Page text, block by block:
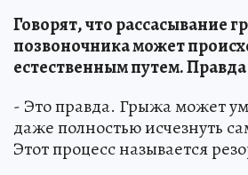
Говорят, что рассасывание
позвоночника может
естественным путем. Правда
- Это правда. Грыжа может
даже полностью исчезнуть
Этот процесс называется